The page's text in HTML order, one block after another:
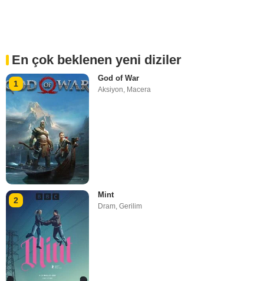
En çok beklenen yeni diziler
1
God of War
Aksiyon Macera
2
Mint
Dram,Gerilim